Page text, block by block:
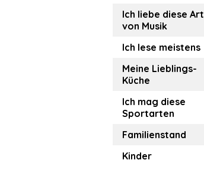
Ich liebe diese Art
von Musik
Ich lese meistens
Meine Lieblings-
Küche
Ich mag diese
Sportarten
Familienstand
Kinder